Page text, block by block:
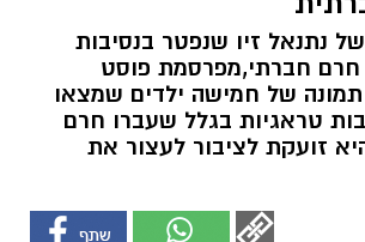
נתנאל זיו שנפטר בנסיבות
חרם חברתי,מפרסמת פוסט
של חמישה ילדים שמצאו
טראגיות בגלל שעברו חרם
זועקת לציבור לעצור את